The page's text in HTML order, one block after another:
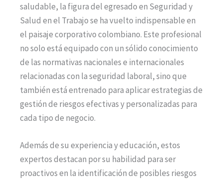
saludable, la figura del egresado en Seguridad y
Salud en el Trabajo se ha vuelto indispensable en
el paisaje corporativo colombiano. Este profesional
no solo está equipado con un sólido conocimiento
de las normativas nacionales e internacionales
relacionadas con la seguridad laboral, sino que
también está entrenado para aplicar estrategias de
gestión de riesgos efectivas y personalizadas para
cada tipo de negocio.
Además de su experiencia y educación, estos
expertos destacan por su habilidad para ser
proactivos en la identificación de posibles riesgos